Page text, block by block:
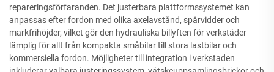
repareringsförfaranden. Det justerbara plattformssystemet kan
anpassas efter fordon med olika axelavstånd, spårvidder och
markfrihöjder, vilket gör den hydrauliska billyften för verkstäder
lämplig för allt från kompakta småbilar till stora lastbilar och
kommersiella fordon. Möjligheter till integration i verkstaden